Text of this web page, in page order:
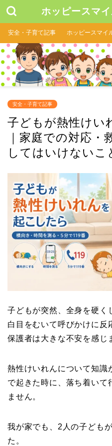
ホッピースマ
安全・子育て記事 ホッピースマイ
安全・子育て記事
子どもが熱性けい
｜家庭での対応・
してはいけないこ
子どもが突然、全身を硬く
白目をむいて呼びかけに反
保護者は大きな不安を感じ
熱性けいれんについて知識
で起きた時に、落ち着いて
ません。
我が家でも、2人の子ども
た。